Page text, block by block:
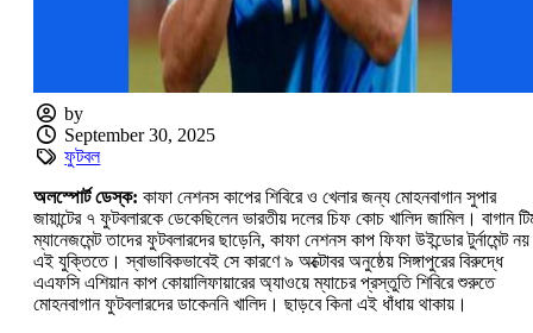
by
September 30, 2025
ফুটবল
‌অলস্পোর্ট ডেস্ক:‌ কাফা নেশনস কাপের শিবিরে ও খেলার জন্য মোহনবাগান সুপার
জায়ান্টের ৭ ফুটবলারকে ডেকেছিলেন ভারতীয় দলের চিফ কোচ খালিদ জামিল। বাগান
ম্যানেজমেন্ট তাদের ফুটবলারদের ছাড়েনি, কাফা নেশনস কাপ ফিফা উইন্ডোর টুর্নামেন্ট নয়
এই যুক্তিতে। স্বাভাবিকভাবেই সে কারণে ৯ অক্টোবর অনুষ্ঠেয় সিঙ্গাপুরের বিরুদ্ধে
এএফসি এশিয়ান কাপ কোয়ালিফায়ারের অ্যাওয়ে ম্যাচের প্রস্তুতি শিবিরে শুরুতে
মোহনবাগান ফুটবলারদের ডাকেননি খালিদ। ছাড়বে কিনা এই ধাঁধায় থাকায়।